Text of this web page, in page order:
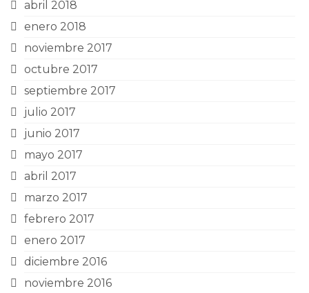
abril 2018
enero 2018
noviembre 2017
octubre 2017
septiembre 2017
julio 2017
junio 2017
mayo 2017
abril 2017
marzo 2017
febrero 2017
enero 2017
diciembre 2016
noviembre 2016